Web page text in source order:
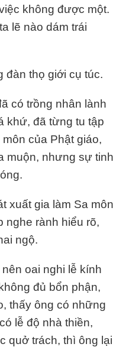
không được một.
lẽ nào dám trái
đàn thọ giới cụ túc.
có trồng nhân lành
khứ, đã từng tu tập
của Phật giáo,
muộn, nhưng sự tinh
xuất gia làm Sa môn
nghe rành hiểu rõ,
ngộ.
oai nghi lễ kính
đủ bổn phận,
thấy ông có những
lễ độ nhà thiền,
quở trách, thì ông lại